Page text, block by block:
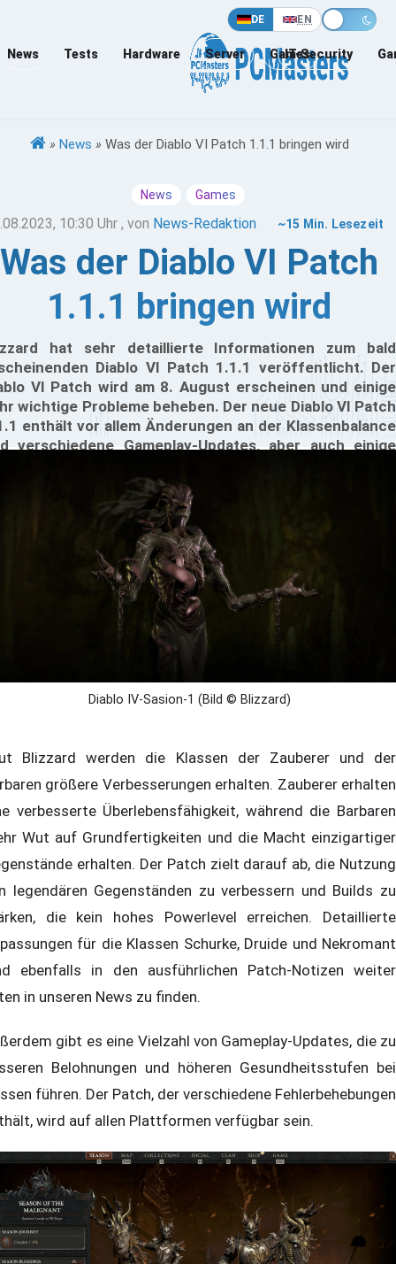
DE EN
News Tests Hardware Server Games
IT-Security
» News » Was der Diablo VI Patch 1.1.1 bringen wird
News Games
10:30 Uhr , von News-Redaktion ~15 Min. Lesezeit
Was der Diablo VI Patch
1.1.1 bringen wird
hat sehr detaillierte Informationen zum bald
Diablo VI Patch 1.1.1 veröffentlicht. Der
VI Patch wird am 8. August erscheinen und einige
wichtige Probleme beheben. Der neue Diablo VI Patch
enthält vor allem Änderungen an der Klassenbalance
verschiedene Gameplay-Updates, aber auch einige
das Spiel wieder spielbar macht,
Diablo IV-Sasion-1 (Bild © Blizzard)
Blizzard werden die Klassen der Zauberer und der
größere Verbesserungen erhalten. Zauberer erhalten
verbesserte Überlebensfähigkeit, während die Barbaren
Wut auf Grundfertigkeiten und die Macht einzigartiger
erhalten. Der Patch zielt darauf ab, die Nutzung
legendären Gegenständen zu verbessern und Builds zu
die kein hohes Powerlevel erreichen. Detaillierte
für die Klassen Schurke, Druide und Nekromant
ebenfalls in den ausführlichen Patch-Notizen weiter
in unseren News zu finden.
gibt es eine Vielzahl von Gameplay-Updates, die zu
Belohnungen und höheren Gesundheitsstufen bei
führen. Der Patch, der verschiedene Fehlerbehebungen
wird auf allen Plattformen verfügbar sein.